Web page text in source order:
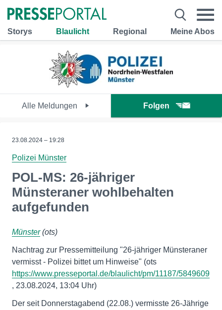
Storys Blaulicht Regional Meine Abos
Alle Meldungen Folgen
23.08.2024 – 19:28
Polizei Münster
POL-MS: 26-jähriger
Münsteraner wohlbehalten
aufgefunden
Münster(ots)
Nachtrag zur Pressemitteilung "26-jähriger Münsteraner
vermisst - Polizei bittet um Hinweise" (ots
https://www.presseportal.de/blaulicht/pm/11187/5849609
, 23.08.2024, 13:04 Uhr)
Der seit Donnerstagabend (22.08.) vermisste 26-Jährige